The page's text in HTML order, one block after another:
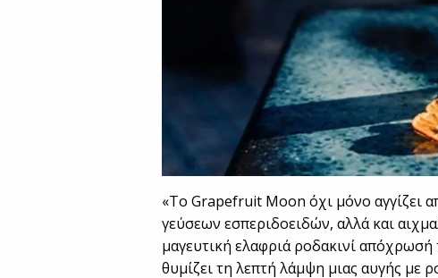
«Το Grapefruit Moon όχι μόνο αγγίζει
γεύσεων εσπεριδοειδών, αλλά και
μαγευτική ελαφριά ροδακινί
θυμίζει τη λεπτή λάμψη μιας αυγής με